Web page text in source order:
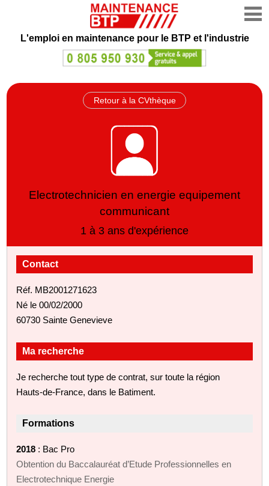
L'emploi en maintenance pour le BTP et l'industrie
Retour à la CVthèque
Electrotechnicien en energie equipement
communicant
1 à 3 ans d'expérience
Contact
Réf. MB2001271623
Né le 00/02/2000
60730 Sainte Genevieve
Ma recherche
Je recherche tout type de contrat, sur toute la région
Hauts-de-France, dans le Batiment.
Formations
2018 : Bac Pro
Obtention du Baccalauréat d’Etude Professionnelles en
Electrotechnique Energie